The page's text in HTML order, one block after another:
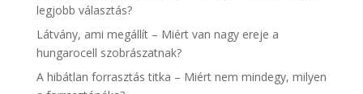
legjobb választás?
Látvány, ami megállít – Miért van nagy ereje a
hungarocell szobrászatnak?
A hibátlan forrasztás titka – Miért nem mindegy, milyen